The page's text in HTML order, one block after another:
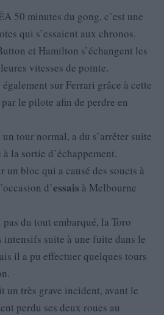
50 minutes du gong, c’est une
qui s’essaient aux chronos.
et Hamilton s’échangent les
vitesses de pointe.
sur Ferrari grâce à cette
le pilote afin de perdre en
tour normal, a du s’arrêter suite
la sortie d’échappement.
un bloc qui a causé des soucis à
d’essais à Melbourne
pas du tout embarqué, la Toro
intensifs suite à une fuite dans le
il a pu effectuer quelques tours
un très grave incident, avant le
perdu ses deux roues au